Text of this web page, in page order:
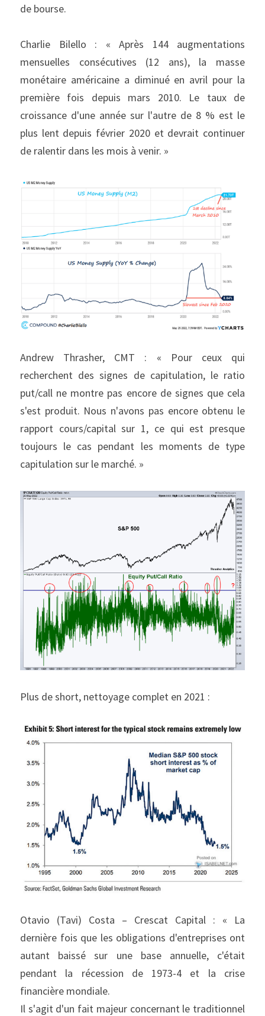
de bourse.
Charlie Bilello : « Après 144 augmentations
mensuelles consécutives (12 ans), la masse
monétaire américaine a diminué en avril pour la
première fois depuis mars 2010. Le taux de
croissance d'une année sur l'autre de 8 % est le
plus lent depuis février 2020 et devrait continuer
de ralentir dans les mois à venir. »
Andrew Thrasher, CMT : « Pour ceux qui
recherchent des signes de capitulation, le ratio
put/call ne montre pas encore de signes que cela
s'est produit. Nous n'avons pas encore obtenu le
rapport cours/capital sur 1, ce qui est presque
toujours le cas pendant les moments de type
capitulation sur le marché. »
Plus de short, nettoyage complet en 2021 :
Otavio (Tavi) Costa – Crescat Capital : « La
dernière fois que les obligations d'entreprises ont
autant baissé sur une base annuelle, c'était
pendant la récession de 1973-4 et la crise
financière mondiale.
Il s'agit d'un fait majeur concernant le traditionnel